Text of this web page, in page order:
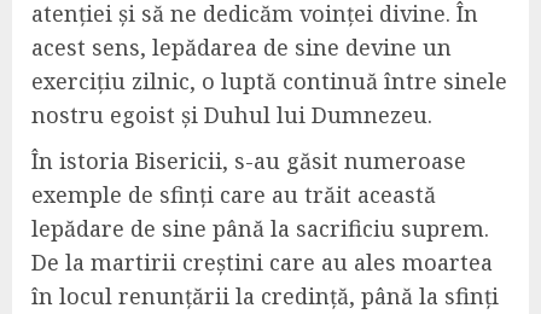
atenției și să ne dedicăm voinței divine. În
acest sens, lepădarea de sine devine un
exercițiu zilnic, o luptă continuă între sinele
nostru egoist și Duhul lui Dumnezeu.
În istoria Bisericii, s-au găsit numeroase
exemple de sfinți care au trăit această
lepădare de sine până la sacrificiu suprem.
De la martirii creștini care au ales moartea
în locul renunțării la credință, până la sfinți